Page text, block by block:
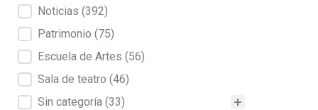
Noticias (392)
Patrimonio (75)
Escuela de Artes (56)
Sala de teatro (46)
Sin categoría (33)